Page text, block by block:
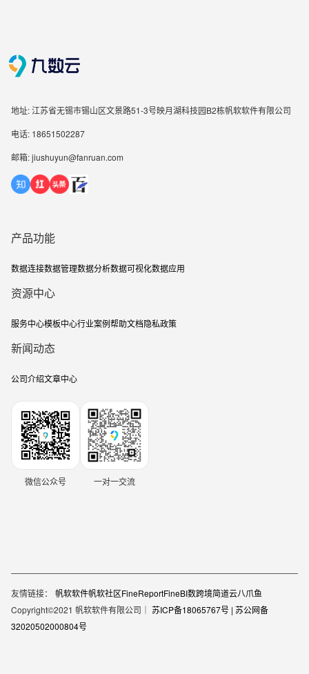
地址: 江苏省无锡市锡山区文景路51-3号映月湖科技园B2栋帆软软件有限公司
电话: 18651502287
邮箱: jiushuyun@fanruan.com
产品功能
数据连接数据管理数据分析数据可视化数据应用
资源中心
服务中心模板中心行业案例帮助文档隐私政策
新闻动态
公司介绍文章中心
微信公众号 一对一交流
友情链接： 帆软软件帆软社区FineReportFineBI数跨境简道云八爪鱼
Copyright©2021 帆软软件有限公司｜ 苏ICP备18065767号 | 苏公网备
32020502000804号